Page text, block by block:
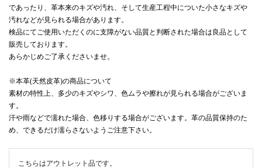
であったり、革本来のキズや汚れ、そして生産工程中についた小さなキズや
汚れなどが見られる場合があります。
検品にてご使用いただくのに支障がない品質と判断された場合は良品として
販売しております。
あらかじめご了承くださいませ。
※本革(天然皮革)の商品について
素材の特性上、多少のキズやシワ、色ムラや擦れが見られる場合がございま
す。
汗や雨などで濡れた場合、色移りする場合がございます。革の品質保持のた
め、できるだけ濡らさないようご注意下さい。
こちらはアウトレット品です。